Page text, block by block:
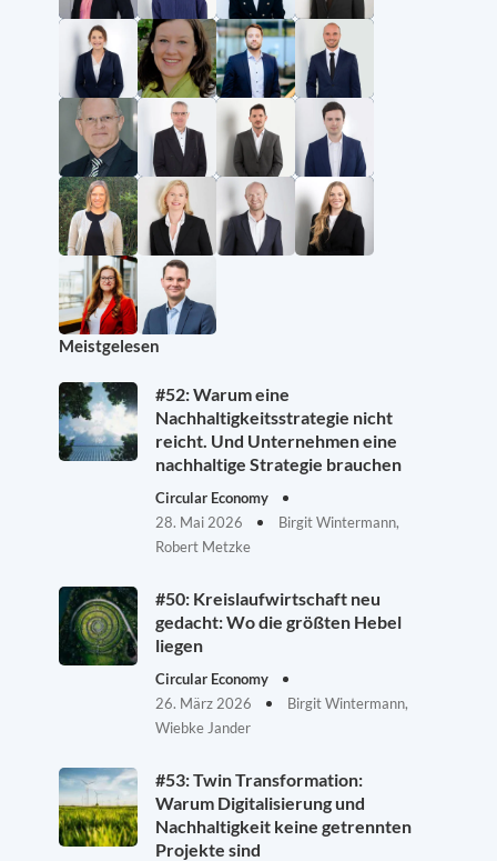
Meistgelesen
#52: Warum eine
Nachhaltigkeitsstrategie nicht
reicht. Und Unternehmen eine
nachhaltige Strategie brauchen
Circular Economy
28. Mai 2026
Birgit Wintermann,
Robert Metzke
#50: Kreislaufwirtschaft neu
gedacht: Wo die größten Hebel
liegen
Circular Economy
26. März 2026
Birgit Wintermann,
Wiebke Jander
#53: Twin Transformation:
Warum Digitalisierung und
Nachhaltigkeit keine getrennten
Projekte sind